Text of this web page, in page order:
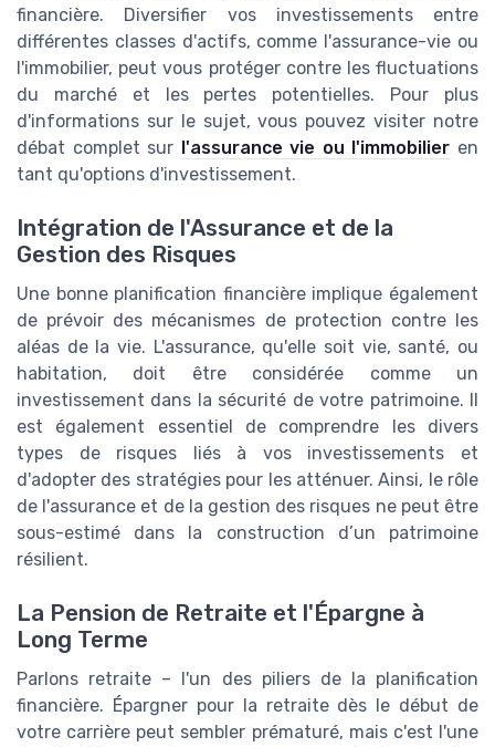
financière. Diversifier vos investissements entre
différentes classes d'actifs, comme l'assurance-vie ou
l'immobilier, peut vous protéger contre les fluctuations
du marché et les pertes potentielles. Pour plus
d'informations sur le sujet, vous pouvez visiter notre
débat complet sur l'assurance vie ou l'immobilier en
tant qu'options d'investissement.
Intégration de l'Assurance et de la
Gestion des Risques
Une bonne planification financière implique également
de prévoir des mécanismes de protection contre les
aléas de la vie. L'assurance, qu'elle soit vie, santé, ou
habitation, doit être considérée comme un
investissement dans la sécurité de votre patrimoine. Il
est également essentiel de comprendre les divers
types de risques liés à vos investissements et
d'adopter des stratégies pour les atténuer. Ainsi, le rôle
de l'assurance et de la gestion des risques ne peut être
sous-estimé dans la construction d’un patrimoine
résilient.
La Pension de Retraite et l'Épargne à
Long Terme
Parlons retraite – l'un des piliers de la planification
financière. Épargner pour la retraite dès le début de
votre carrière peut sembler prématuré, mais c'est l'une